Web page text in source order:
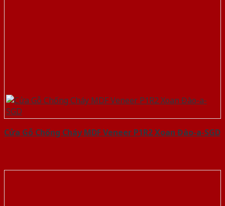
Cửa Gỗ Chống Cháy MDF Veneer P1R2 Xoan Đào-a-SGD